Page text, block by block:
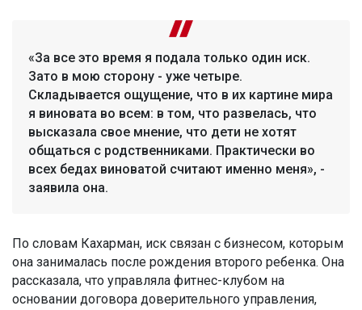
«За все это время я подала только один иск.
Зато в мою сторону - уже четыре.
Складывается ощущение, что в их картине мира
я виновата во всем: в том, что развелась, что
высказала свое мнение, что дети не хотят
общаться с родственниками. Практически во
всех бедах виноватой считают именно меня», -
заявила она.
По словам Кахарман, иск связан с бизнесом, которым
она занималась после рождения второго ребенка. Она
рассказала, что управляла фитнес-клубом на
основании договора доверительного управления,